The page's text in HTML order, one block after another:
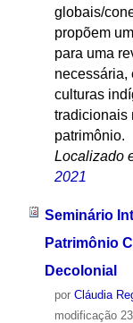
globais/
propõem
para uma
necessária,
culturas
tradicionais
patrimônio.
Localizado
2021
Seminário
Patrimônio
Decolonial
por Cláudia
modificação